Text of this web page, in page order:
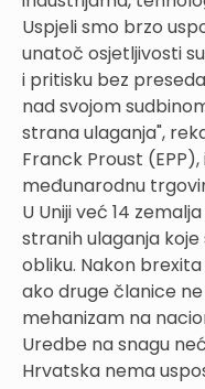
Uspjeli smo brzo
unatoč osjetljivosti
i pritisku bez
nad svojom
strana ulaganja",
Franck Proust
međunarodnu
U Uniji već 14
stranih ulaganja
obliku. Nakon
ako druge članice
mehanizam na
Uredbe na snagu
Hrvatska nema